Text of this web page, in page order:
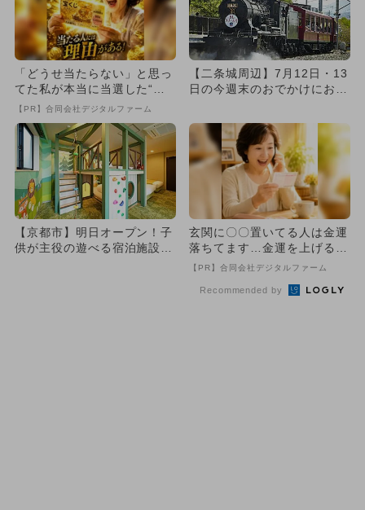
「どうせ当たらない」と思っ
てた私が本当に当選した“買
い方”がこれ
【PR】合同会社デジタルファーム
【二条城周辺】7月12日・13
日の今週末のおでかけにおす
【京都市】明日オープン！子
供が主役の遊べる宿泊施設
玄関に〇〇置いてる人は金運
落ちてます…金運を上げる方
法とは
【PR】合同会社デジタルファーム
Recommended by